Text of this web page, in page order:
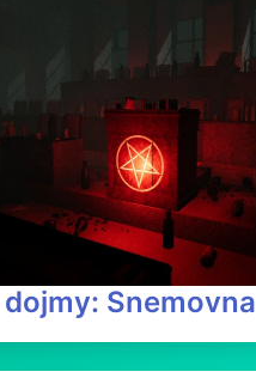
Snemovna